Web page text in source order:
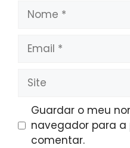
Nome
Email
Site
Guardar o meu
navegador para a
comentar.